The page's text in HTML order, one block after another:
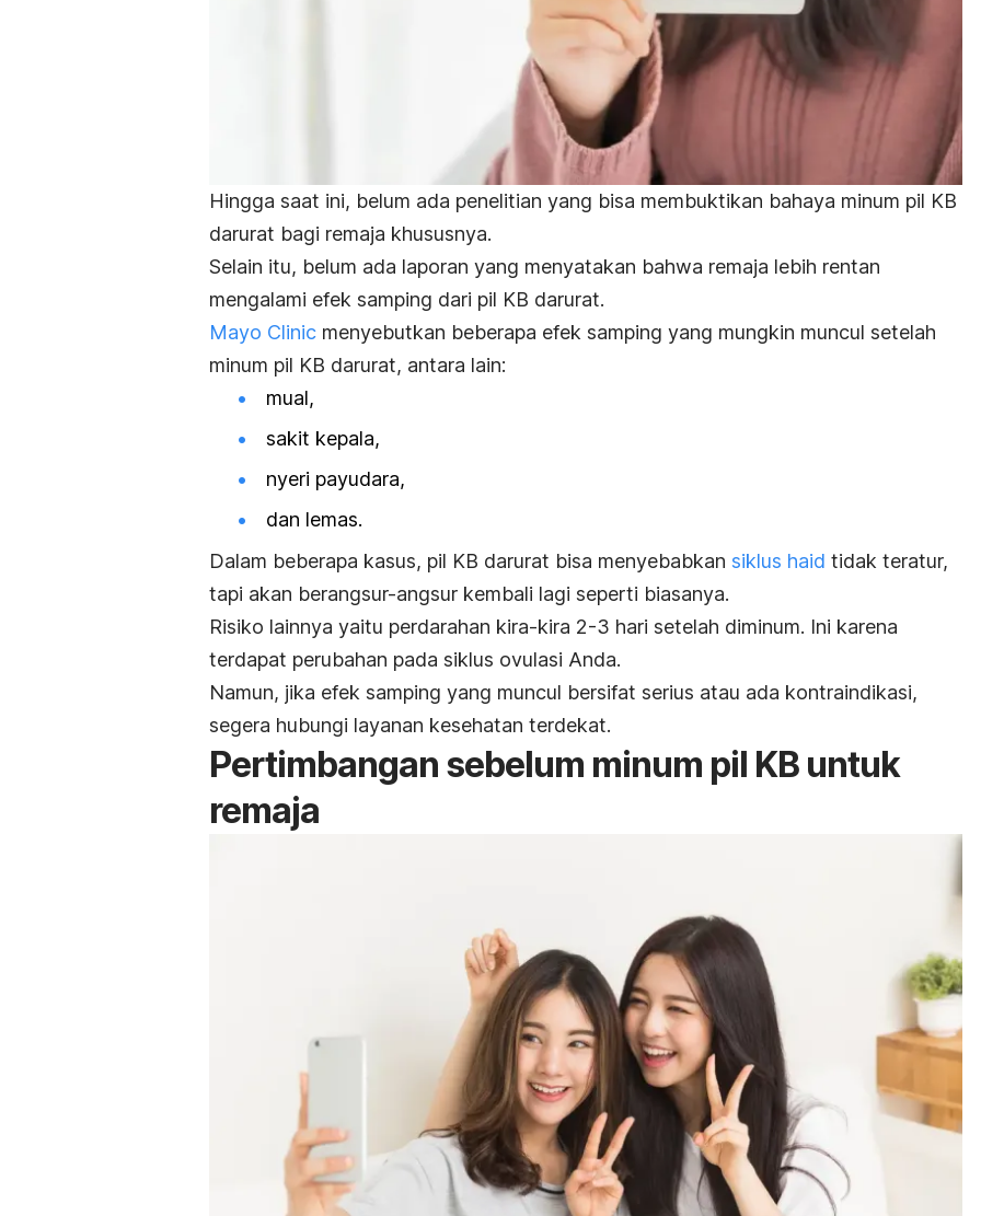
Hingga saat ini, belum ada penelitian yang bisa membuktikan bahaya minum pil KB
darurat bagi remaja khususnya.
Selain itu, belum ada laporan yang menyatakan bahwa remaja lebih rentan
mengalami efek samping dari pil KB darurat.
Mayo Clinic menyebutkan beberapa efek samping yang mungkin muncul setelah
minum pil KB darurat, antara lain:
mual,
sakit kepala,
nyeri payudara,
dan lemas.
Dalam beberapa kasus, pil KB darurat bisa menyebabkan siklus haid tidak teratur,
tapi akan berangsur-angsur kembali lagi seperti biasanya.
Risiko lainnya yaitu perdarahan kira-kira 2-3 hari setelah diminum. Ini karena
terdapat perubahan pada siklus ovulasi Anda.
Namun, jika efek samping yang muncul bersifat serius atau ada kontraindikasi,
segera hubungi layanan kesehatan terdekat.
Pertimbangan sebelum minum pil KB untuk
remaja